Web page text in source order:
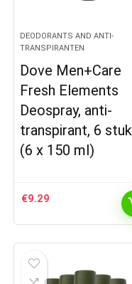
DEODORANTS AND ANTI-
TRANSPIRANTEN
Dove Men+Care
Fresh Elements
Deospray, anti-
transpirant, 6
(6 x 150 ml)
€9.29